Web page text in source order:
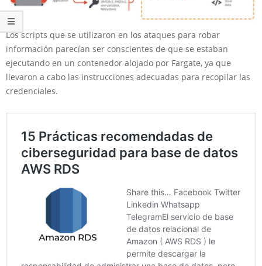
Los scripts que se utilizaron en los ataques para robar
información parecían ser conscientes de que se estaban
ejecutando en un contenedor alojado por Fargate, ya que
llevaron a cabo las instrucciones adecuadas para recopilar las
credenciales.